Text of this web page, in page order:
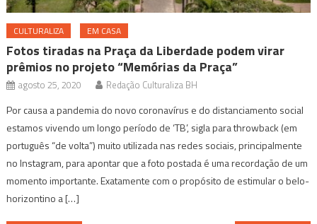
CULTURALIZA EM CASA
Fotos tiradas na Praça da Liberdade podem virar
prêmios no projeto “Memórias da Praça”
agosto 25, 2020 Redação Culturaliza BH
Por causa a pandemia do novo coronavírus e do distanciamento social
estamos vivendo um longo período de ‘TB’, sigla para throwback (em
português “de volta”) muito utilizada nas redes sociais, principalmente
no Instagram, para apontar que a foto postada é uma recordação de um
momento importante. Exatamente com o propósito de estimular o belo-
horizontino a […]